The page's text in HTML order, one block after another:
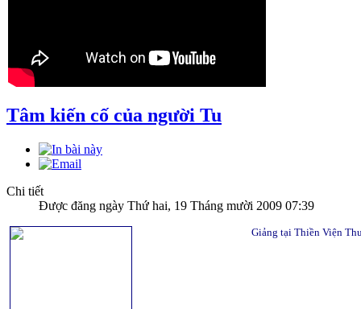
Tâm kiến cố của người Tu
Chi tiết
Được đăng ngày Thứ hai, 19 Tháng mười 2009 07:39
Giảng tại Thiền Viện